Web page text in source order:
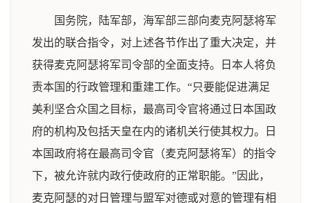
国务院，陆军部，海军部三部向麦克阿瑟将军
发出的联合指令，对上述各节作出了重大决定，并
获得麦克阿瑟将军司令部的全面支持。日本人将负
责本国的行政管理和重建工作。“只要能促进满足
美利坚合众国之目标，最高司令官将通过日本国政
府的机构及包括天皇在内的诸机关行使其权力。日
本国政府将在最高司令官（麦克阿瑟将军）的指令
下，被允许就内政行使政府的正常职能。”因此，
麦克阿瑟的对日管理与盟军对德或对意的管理有相